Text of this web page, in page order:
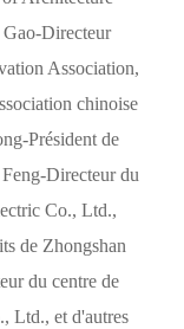
Directeur
Association,
chinoise
Président de
Directeur du
Co., Ltd.,
de Zhongshan
du centre de
Ltd., et d'autres